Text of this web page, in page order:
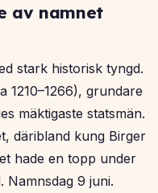
av namnet
stark historisk tyngd.
1210–1266), grundare
mäktigaste statsmän.
däribland kung Birger
hade en topp under
Namnsdag 9 juni.